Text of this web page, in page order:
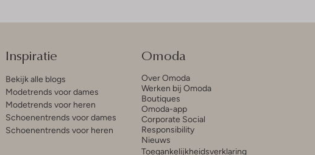
Inspiratie
Bekijk alle blogs
Modetrends voor dames
Modetrends voor heren
Schoenentrends voor dames
Schoenentrends voor heren
Omoda
Over Omoda
Werken bij Omoda
Boutiques
Omoda-app
Corporate Social
Responsibility
Nieuws
Toegankelijkheidsverklaring